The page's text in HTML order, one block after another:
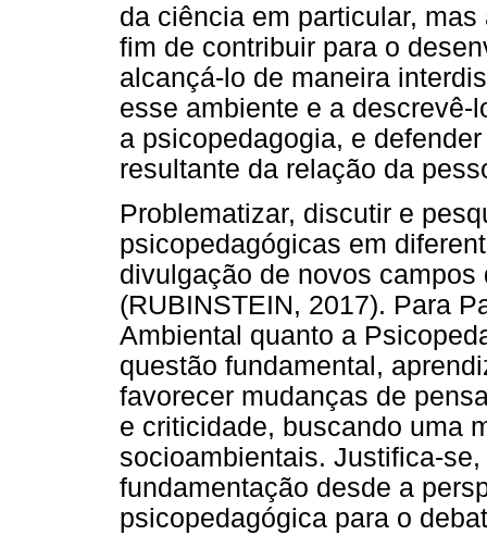
da ciência em particular,
fim de contribuir para o
alcançá-lo de maneira
esse ambiente e a descrevê-
a psicopedagogia, e
resultante da relação da
Problematizar, discutir e
psicopedagógicas em
divulgação de novos
(RUBINSTEIN, 2017). Para
Ambiental quanto a
questão fundamental,
favorecer mudanças de
e criticidade, buscando uma
socioambientais. Justifica-
fundamentação desde a
psicopedagógica para o